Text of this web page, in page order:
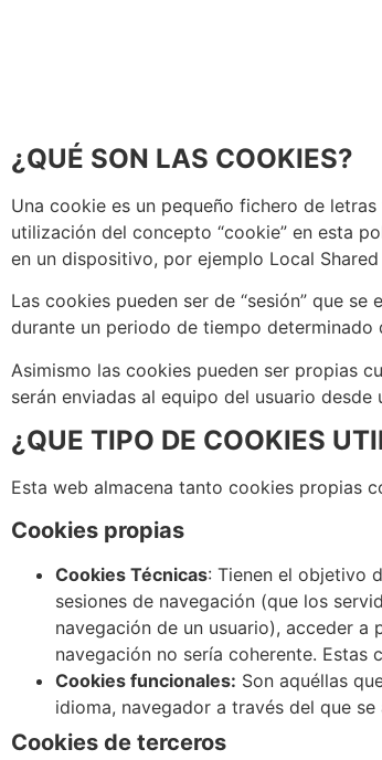
¿QUÉ SON LAS COOKIES?
Una cookie es un pequeño fichero de
utilización del concepto “cookie” en esta
en un dispositivo, por ejemplo Local
Las cookies pueden ser de “sesión” que
durante un periodo de tiempo
Asimismo las cookies pueden ser propias
serán enviadas al equipo del usuario
¿QUE TIPO DE COOKIES
Esta web almacena tanto cookies propias
Cookies propias
Cookies Técnicas: Tienen el objetivo
sesiones de navegación (que los
navegación de un usuario), acceder
navegación no sería coherente. Estas
Cookies funcionales: Son aquéllas
idioma, navegador a través del que
Cookies de terceros